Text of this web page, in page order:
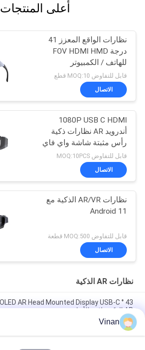
أعلى المنتجات
نظارات الواقع المعزز 41
درجة FOV HDMI HMD
للهاتف / الكمبيوتر
قابل للتفاوض MOQ:10 قطع
الاتصال
1080P USB C HDMI
أندرويد AR نظارات ذكية
رأس مثبتة شاشة واي فاي
و بلوتوث
قابل للتفاوض MOQ:10PCS
الاتصال
نظارات AR/VR الذكية مع
Android 11
قابل للتفاوض MOQ:500 قطعة
الاتصال
نظارات AR الذكية
AR الذكية ثلاثية الأبعاد
HMD نظارات ثلاثية الأبعاد مع USB-C
Vinan